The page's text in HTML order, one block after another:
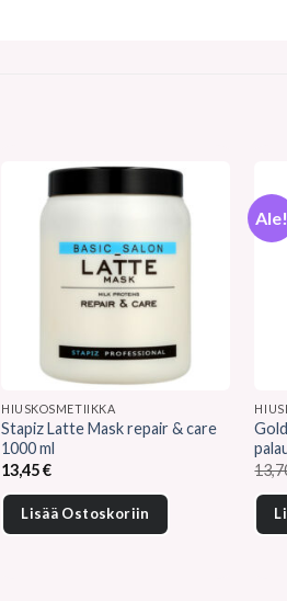
HIUSKOSMETIIKKA
Stapiz Latte Mask repair & care
1000 ml
13,45€
Lisää Ostoskoriin
Ale!